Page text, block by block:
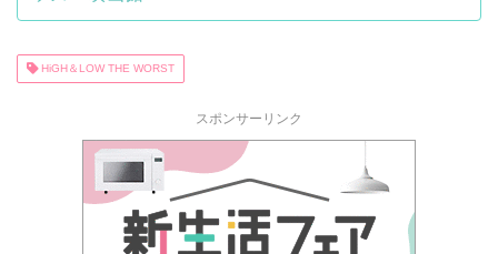
HiGH＆LOW THE WORST
スポンサーリンク